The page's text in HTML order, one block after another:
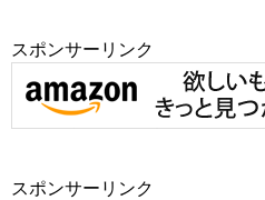
スポンサーリンク
スポンサーリンク